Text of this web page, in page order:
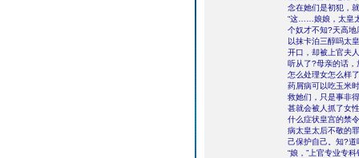
念在她们是初犯，
“这……娘娘，太皇
个奴才不知?天高地
以抹卡泊三醇吗太
开口，却被上官夫
听从了?母亲的话
怎么处理女怎么样
药屑病可以吃玉米
救她们，只是事非
甚就会被人抓了女
什么症状皇宫的禁
病太皇太后不敬的
己保护自己。知?道
“娘，”上官专业专